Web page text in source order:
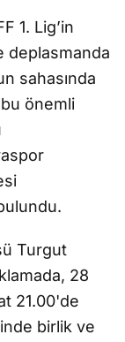
1. Lig’in
deplasmanda
sahasında
önemli
Turgut
28
21.00'de
birlik ve